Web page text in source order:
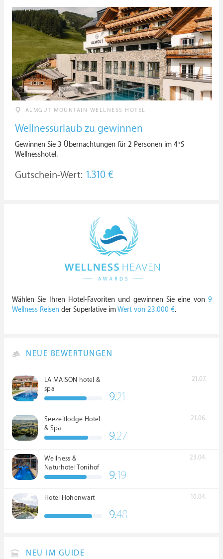
ALMGUT MOUNTAIN WELLNESS HOTEL
Wellnessurlaub zu gewinnen
Gewinnen Sie 3 Übernachtungen für 2 Personen im 4*S
Wellnesshotel.
Gutschein-Wert: 1.310 €
Wählen Sie Ihren Hotel-Favoriten und gewinnen Sie eine von 9
Wellness Reisen der Superlative imWert von 23.000 €.
NEUE BEWERTUNGEN
LA MAISON hotel &
spa
21.07.
9.21
Seezeitlodge Hotel
& Spa
21.06.
9.27
Wellness &
Naturhotel Tonihof
****S
23.04.
9.19
Hotel Hohenwart 10.04.
9.48
NEU IM GUIDE